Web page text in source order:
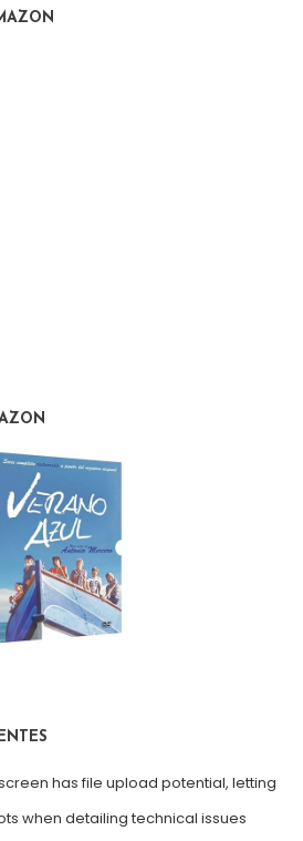
has file upload potential, letting
when detailing technical issues